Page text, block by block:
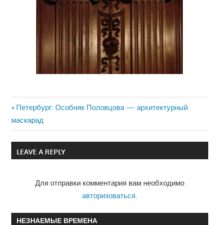
Навигация
по
записям
Previous
Post:
Петербург: Особняк Половцова — архитектурный
маскарад
LEAVE A REPLY
Для отправки комментария вам необходимо
авторизоваться
НЕЗНАЕМЫЕ ВРЕМЕНА